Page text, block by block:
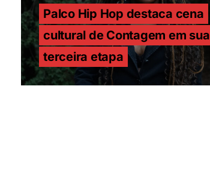
Palco Hip Hop destaca cena
cultural de Contagem em sua
terceira etapa